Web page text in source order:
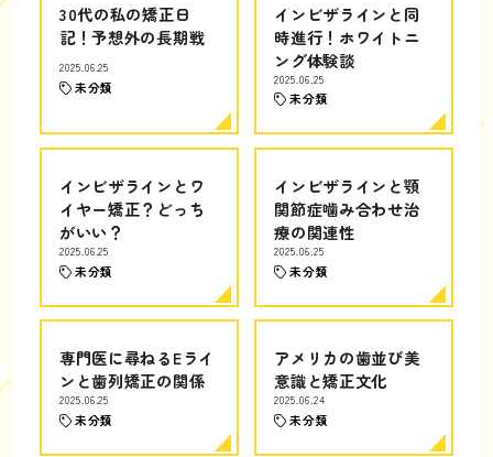
30代の私の矯正日
記！予想外の長期戦
2025.06.25
未分類
インビザラインと同
時進行！ホワイトニ
ング体験談
2025.06.25
未分類
インビザラインとワ
イヤー矯正？どっち
がいい？
2025.06.25
未分類
インビザラインと顎
関節症噛み合わせ治
療の関連性
2025.06.25
未分類
専門医に尋ねるEライ
ンと歯列矯正の関係
2025.06.25
未分類
アメリカの歯並び美
意識と矯正文化
2025.06.24
未分類